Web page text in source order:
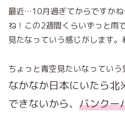
最近…10月過ぎてからですか
ね！この2週間くらいずっと雨
見たなっていう感じがします
ちょっと青空見たいなっていう
なかなか日本にいたら北
できないから、 バンクー